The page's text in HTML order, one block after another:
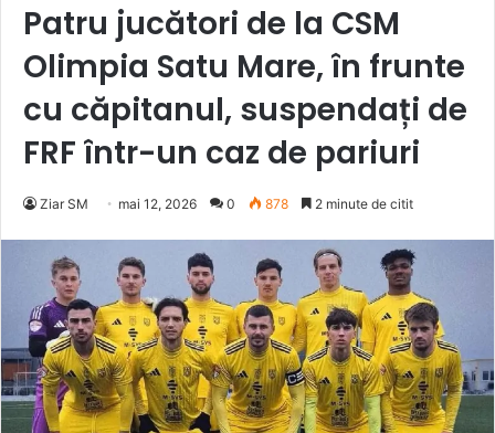
Patru jucători de la CSM
Olimpia Satu Mare, în frunte
cu căpitanul, suspendați de
FRF într-un caz de pariuri
Ziar SM mai 12, 2026 0 878 2 minute de citit